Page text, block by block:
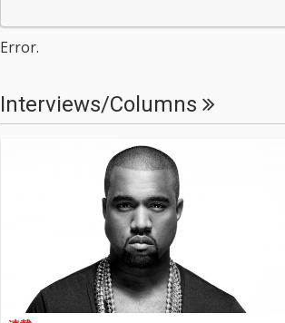
r」「Wonderland」
客演には5lackとVaVa
が参加し、「New Jour
-2、「Montage feat. V
aVa」はGooDeeが作
曲を手がけた。ほかに
もTaka Perry、エース
橋本、Matt Cabらが名
を連ね、「intro」に小
川翔と宮川純、「4A
M」に寺久保伶矢、
「Nami」に半田彬倫が
参加。既発曲「シャナ
客演には5lackとVaVa
が参加し、「New Jour
-2、「Montage feat. V
aVa」はGooDeeが作
曲を手がけた。ほかに
もTaka Perry、エース
橋本、Matt Cabらが名
を連ね、「intro」に小
川翔と宮川純、「4A
M」に寺久保伶矢、
「Nami」に半田彬倫が
参加。既発曲「シャナ
Error.
Interviews/Columns